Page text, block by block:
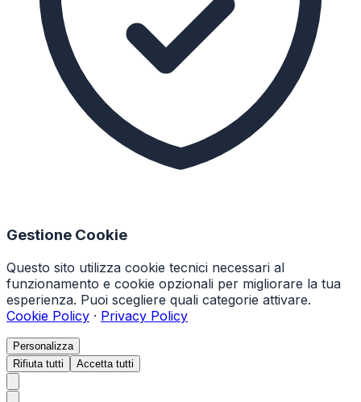
Gestione Cookie
Questo sito utilizza cookie tecnici necessari al
funzionamento e cookie opzionali per migliorare la tua
esperienza. Puoi scegliere quali categorie attivare.
Cookie Policy · Privacy Policy
Personalizza
Rifiuta tutti
Accetta tutti